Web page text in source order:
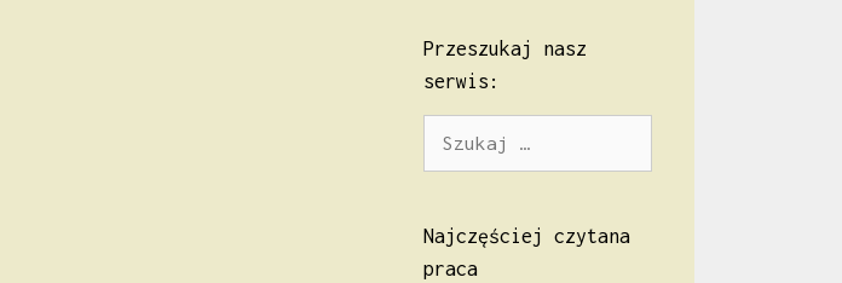
Przeszukaj nasz
serwis:
Najczęściej czytana
praca